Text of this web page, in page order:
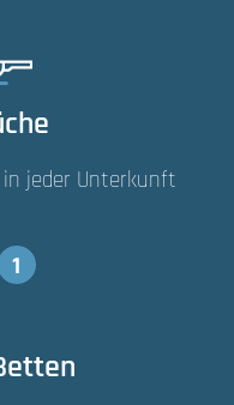
jeder Unterkunft